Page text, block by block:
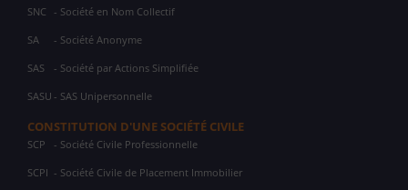
SNC - Société en Nom Collectif
SA - Société Anonyme
SAS - Société par Actions Simplifiée
SASU - SAS Unipersonnelle
CONSTITUTION D'UNE SOCIÉTÉ CIVILE
SCP - Société Civile Professionnelle
SCPI - Société Civile de Placement Immobilier